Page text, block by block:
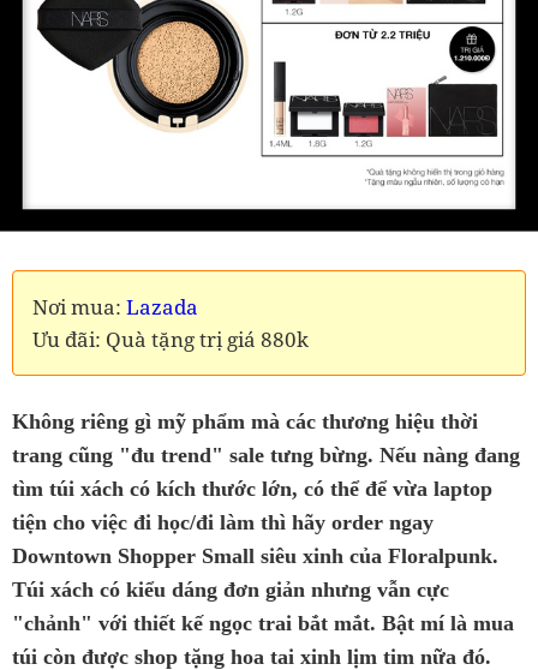
Nơi mua: Lazada
Ưu đãi: Quà tặng trị giá 880k
Không riêng gì mỹ phẩm mà các thương hiệu thời
trang cũng "đu trend" sale tưng bừng. Nếu nàng đang
tìm túi xách có kích thước lớn, có thể để vừa laptop
tiện cho việc đi học/đi làm thì hãy order ngay
Downtown Shopper Small siêu xinh của Floralpunk.
Túi xách có kiểu dáng đơn giản nhưng vẫn cực
"chảnh" với thiết kế ngọc trai bắt mắt. Bật mí là mua
túi còn được shop tặng hoa tai xinh lịm tim nữa đó.